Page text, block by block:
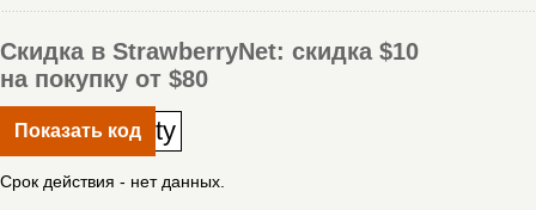
Скидка в StrawberryNet: скидка $10
на покупку от $80
Показать код ty
Срок действия - нет данных.